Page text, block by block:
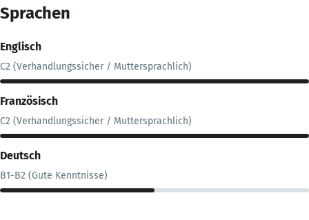
Sprachen
Englisch
C2 (Verhandlungssicher / Muttersprachlich)
Französisch
C2 (Verhandlungssicher / Muttersprachlich)
Deutsch
B1-B2 (Gute Kenntnisse)